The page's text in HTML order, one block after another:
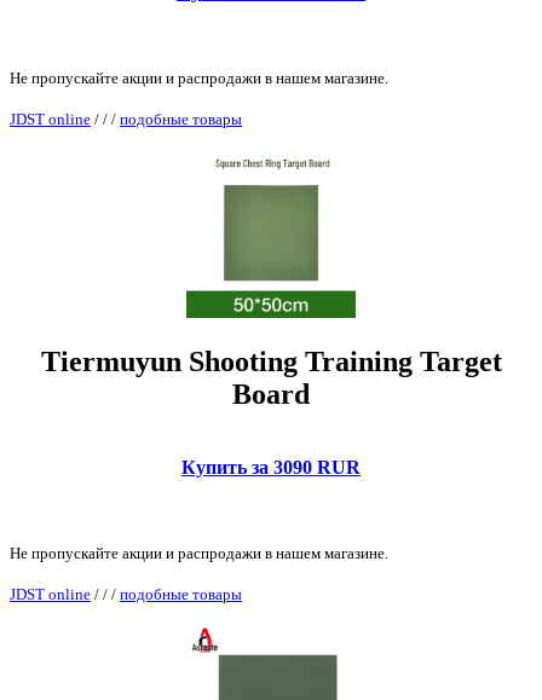
Не пропускайте акции и распродажи в нашем магазине.
JDST online / / / подобные товары
Tiermuyun Shooting Training Target
Board
Купить за 3090 RUR
Не пропускайте акции и распродажи в нашем магазине.
JDST online / / / подобные товары